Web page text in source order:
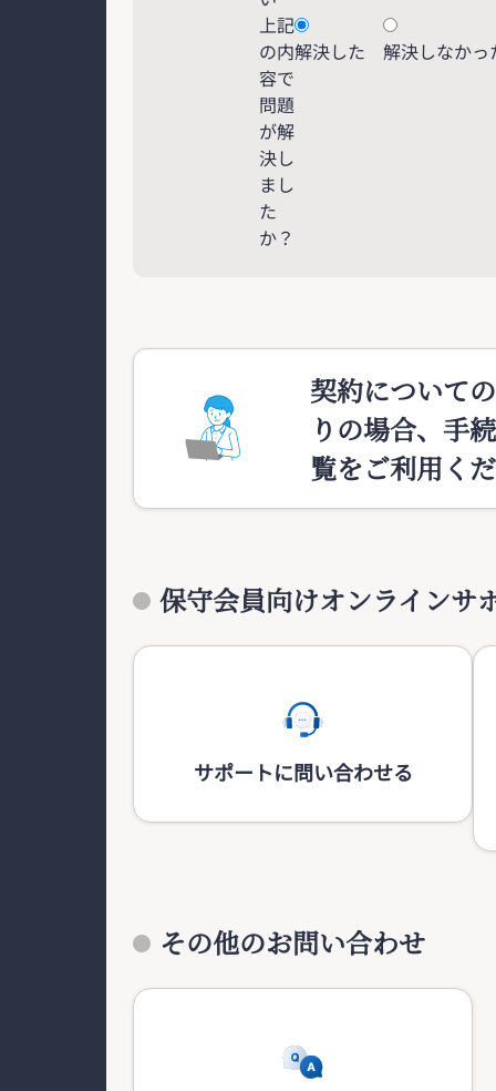
上記
の内
容で
問題
が解
決し
まし
た
か？
解決した 解決しなかっ
契約について
りの場合、手
覧をご利用く
保守会員向けオンラインサ
サポートに問い合わせる
その他のお問い合わせ